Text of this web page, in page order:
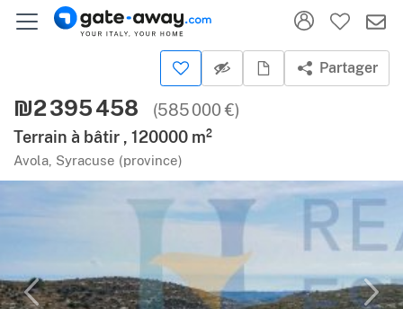
Partager
₪2 395 458
(585 000 €)
Terrain à bâtir , 120000 m²
Avola, Syracuse (province)